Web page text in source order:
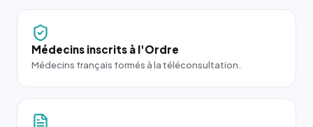
Médecins inscrits à l'Ordre
Médecins français formés à la téléconsultation.